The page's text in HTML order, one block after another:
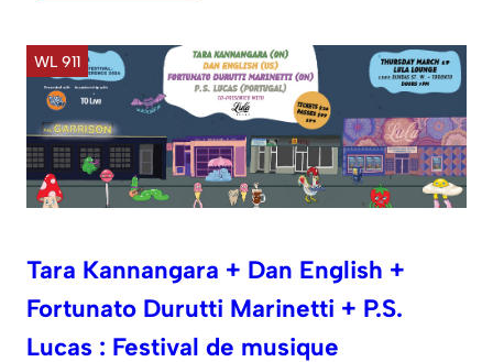
WL 911
Tara Kannangara + Dan English +
Fortunato Durutti Marinetti + P.S.
Lucas : Festival de musique